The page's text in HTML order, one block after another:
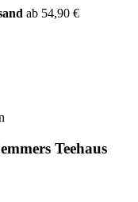
ab 54,90 €
Teehaus